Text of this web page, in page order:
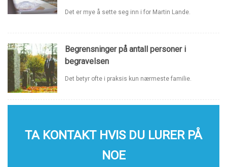
Det er mye å sette seg inn i for Martin Lande.
Begrensninger på antall personer i
begravelsen
Det betyr ofte i praksis kun nærmeste familie.
TA KONTAKT HVIS DU LURER PÅ
NOE